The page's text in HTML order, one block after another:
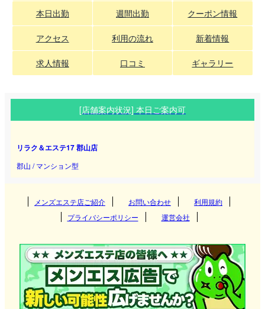
本日出勤 週間出勤 クーポン情報
アクセス 利用の流れ 新着情報
求人情報 口コミ ギャラリー
[店舗案内状況] 本日ご案内可
リラク＆エステ17 郡山店
郡山 / マンション型
メンズエステ店ご紹介 お問い合わせ
利用規約
プライバシーポリシー
運営会社